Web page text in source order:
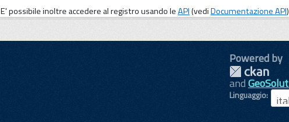
E' possibile inoltre accedere al registro usando leAPI(vediDocumentazione API
Powered by
and
Linguaggio